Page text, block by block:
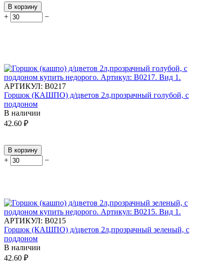
В корзину
+ −
АРТИКУЛ: В0217
Горшок (КАШПО) д/цветов 2л,прозрачный голубой, с
поддоном
В наличии
42.60 ₽
В корзину
+ −
АРТИКУЛ: В0215
Горшок (КАШПО) д/цветов 2л,прозрачный зеленый, с
поддоном
В наличии
42.60 ₽